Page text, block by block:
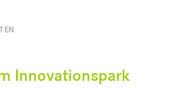
Innovationspark